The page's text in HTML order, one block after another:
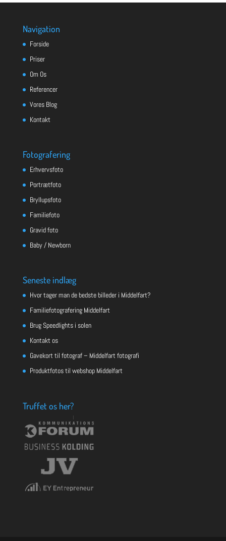
Navigation
Forside
Priser
Om Os
Referencer
Vores Blog
Kontakt
Fotografering
Erhvervsfoto
Portrætfoto
Bryllupsfoto
Familiefoto
Gravid foto
Baby / Newborn
Seneste indlæg
Hvor tager man de bedste billeder i Middelfart?
Familiefotografering Middelfart
Brug Speedlights i solen
Kontakt os
Gavekort til fotograf – Middelfart fotografi
Produktfotos til webshop Middelfart
Truffet os her?